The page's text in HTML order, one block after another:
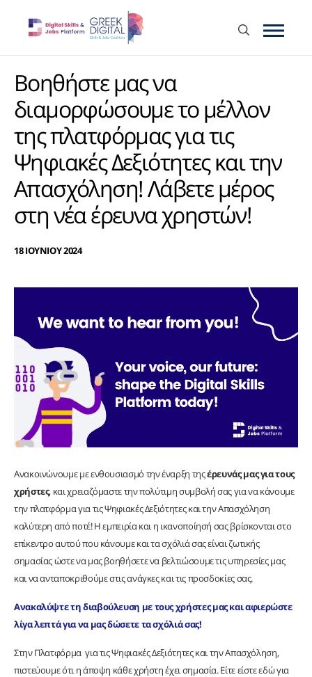
Βοηθήστε μας να
διαμορφώσουμε το μέλλον
της πλατφόρμας για τις
Ψηφιακές Δεξιότητες και την
Απασχόληση! Λάβετε μέρος
στη νέα έρευνα χρηστών!
18 ΙΟΥΝΙΟΥ 2024
Ανακοινώνουμε με ενθουσιασμό την έναρξη τηςέρευνάς μας για τους
χρήστες, και χρειαζόμαστε την πολύτιμη συμβολή σας για να κάνουμε
την πλατφόρμα για τις Ψηφιακές Δεξιότητες και την Απασχόληση
καλύτερη από ποτέ! Η εμπειρία και η ικανοποίησή σας βρίσκονται στο
επίκεντρο αυτού που κάνουμε και τα σχόλιά σας είναι ζωτικής
σημασίας ώστε να μας βοηθήσετε να βελτιώσουμε τις υπηρεσίες μας
και να ανταποκριθούμε στις ανάγκες και τις προσδοκίες σας.
Ανακαλύψτε τη διαβούλευση με τους χρήστες μας και αφιερώστε
λίγα λεπτά για να μας δώσετε τα σχόλιά σας!
Στην Πλατφόρμα για τις Ψηφιακές Δεξιότητες και την Απασχόληση,
πιστεύουμε ότι η άποψη κάθε χρήστη έχει σημασία. Είτε είστε εδώ για